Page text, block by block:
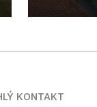
KONTAKT